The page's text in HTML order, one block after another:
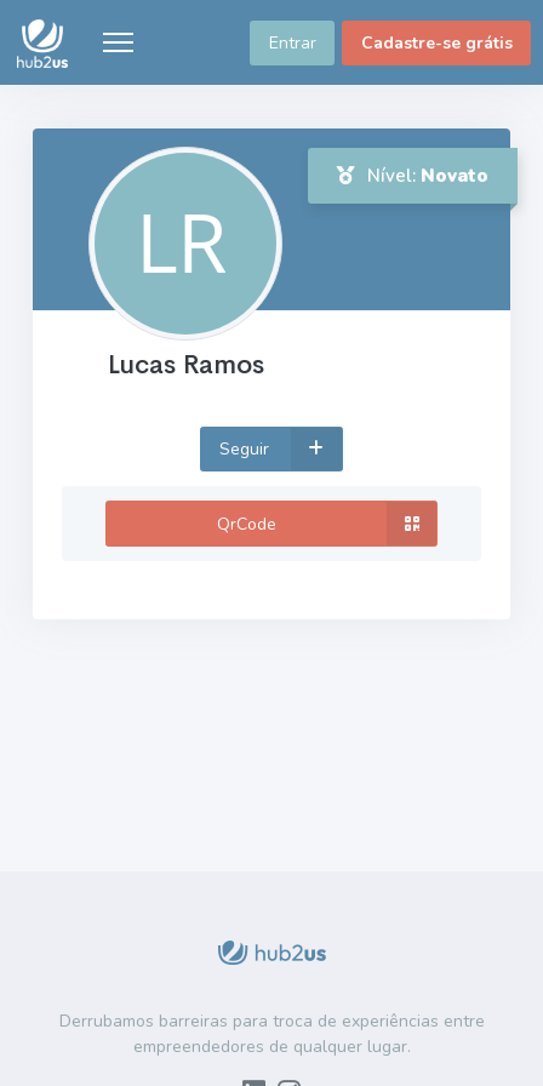
Entrar Cadastre-se grátis
Nível: Novato
Lucas Ramos
Seguir
QrCode
Derrubamos barreiras para troca de experiências entre
empreendedores de qualquer lugar.